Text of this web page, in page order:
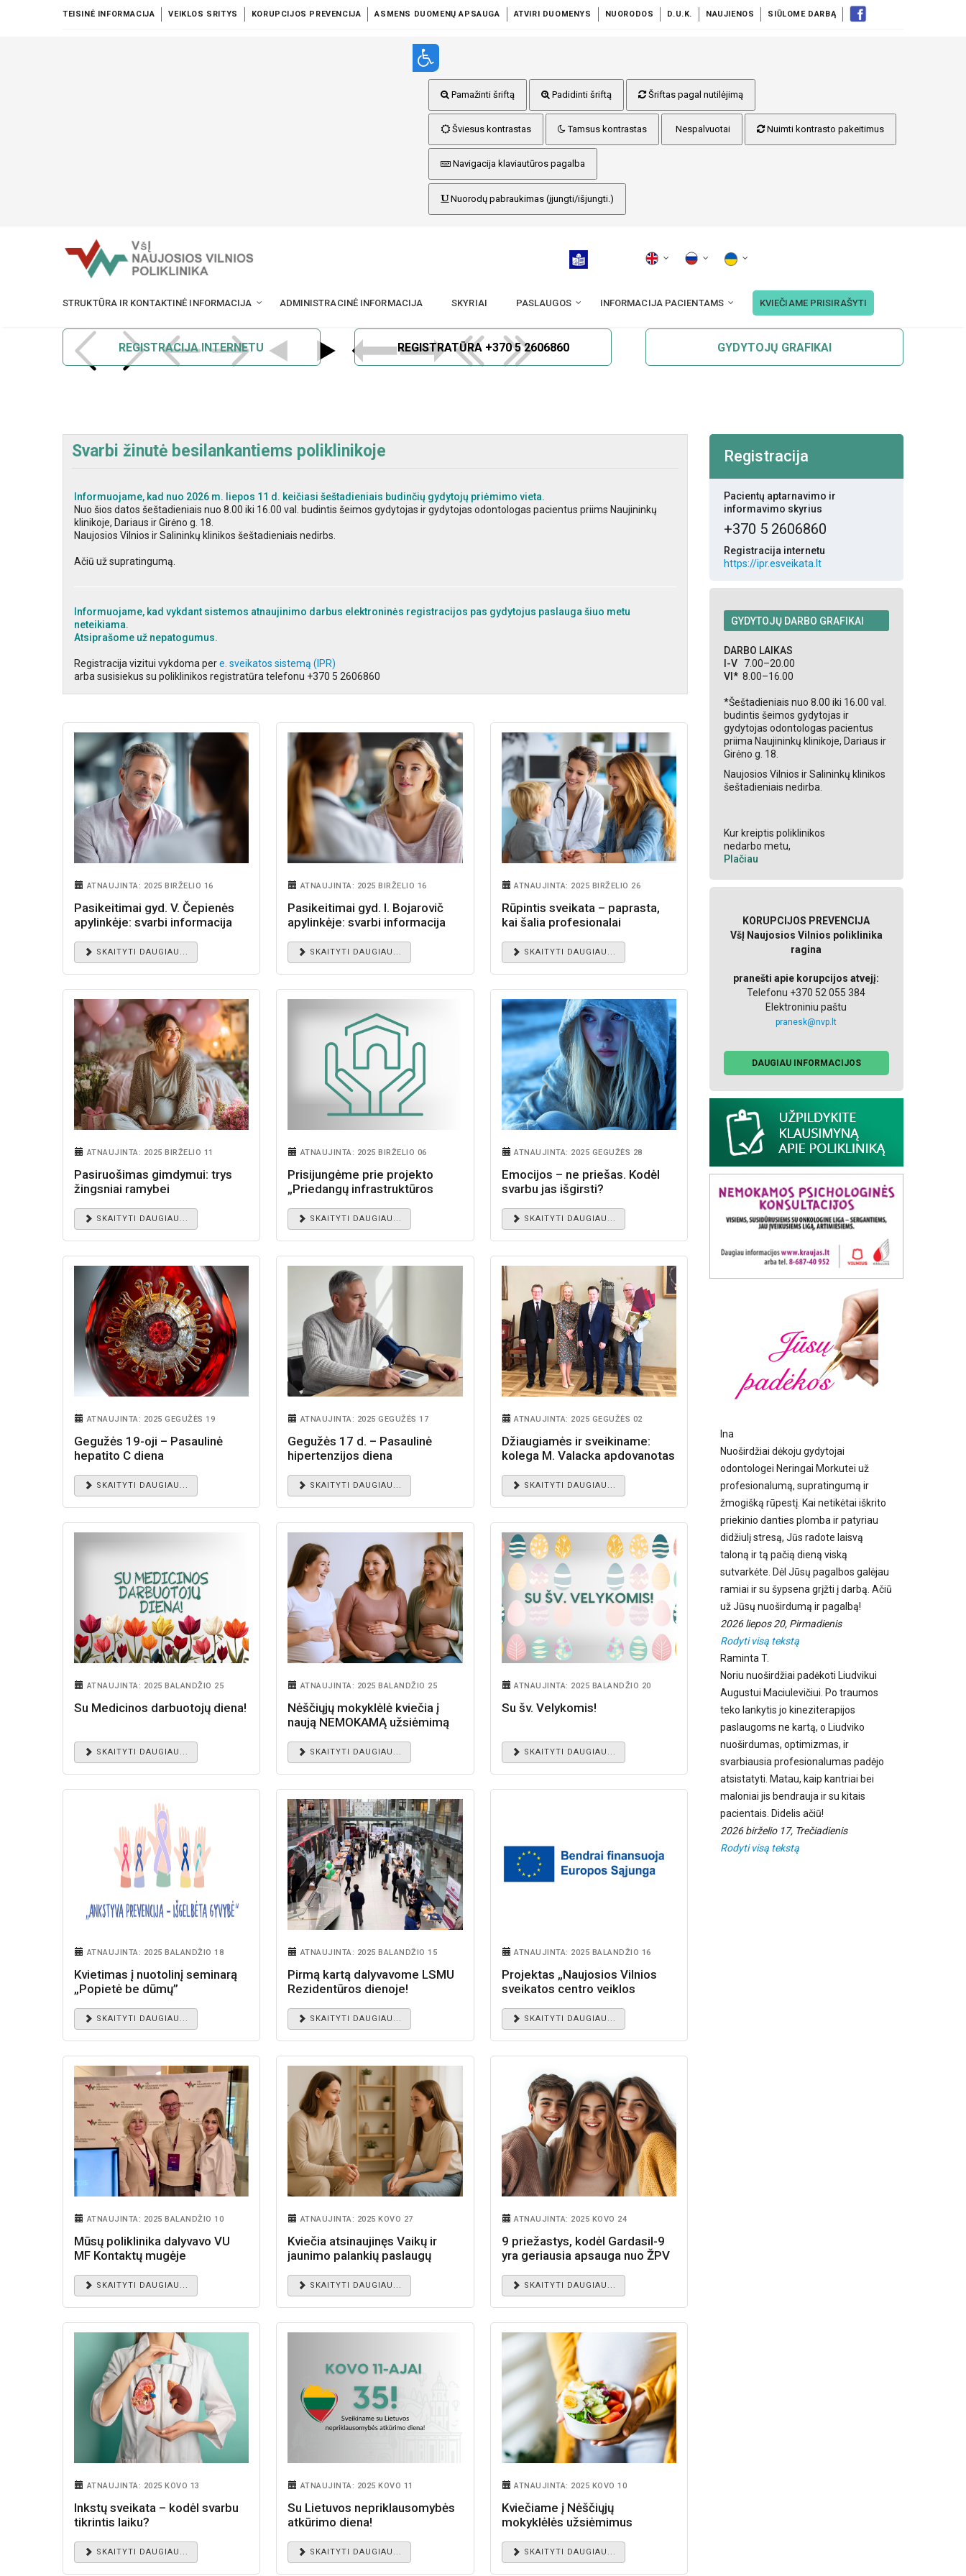
TEISINĖ INFORMACIJA VEIKLOS SRITYS KORUPCIJOS PREVENCIJA ASMENS DUOMENŲ APSAUGA ATVIRI DUOMENYS NUORODOS D.U.K. NAUJIENOS SIŪLOME DARBĄ
Pamažinti šriftą Padidinti šriftą Šriftas pagal nutilėjimą
Šviesus kontrastas Tamsus kontrastas Nespalvuotai Nuimti kontrasto pakeitimus
Navigacija klaviautūros pagalba
Nuorodų pabraukimas (įjungti/išjungti.)
STRUKTŪRA IR KONTAKTINĖ INFORMACIJA ADMINISTRACINĖ INFORMACIJA SKYRIAI PASLAUGOS INFORMACIJA PACIENTAMS KVIEČIAME PRISIRAŠYTI
REGISTRACIJA INTERNETU REGISTRATŪRA +370 5 2606860 GYDYTOJŲ GRAFIKAI
Svarbi žinutė besilankantiems poliklinikoje
Informuojame, kad nuo 2026 m. liepos 11 d. keičiasi šeštadieniais budinčių gydytojų priėmimo vieta.
Nuo šios datos šeštadieniais nuo 8.00 iki 16.00 val. budintis šeimos gydytojas ir gydytojas odontologas pacientus priims Naujininkų
klinikoje, Dariaus ir Girėno g. 18.
Naujosios Vilnios ir Salininkų klinikos šeštadieniais nedirbs.
Ačiū už supratingumą.
Informuojame, kad vykdant sistemos atnaujinimo darbus elektroninės registracijos pas gydytojus paslauga šiuo metu
neteikiama.
Atsiprašome už nepatogumus.
Registracija vizitui vykdoma pere. sveikatos sistemą (IPR)
arba susisiekus su poliklinikos registratūra telefonu +370 5 2606860
ATNAUJINTA: 2025 BIRŽELIO 16
Pasikeitimai gyd. V. Čepienės
apylinkėje: svarbi informacija
SKAITYTI DAUGIAU...
ATNAUJINTA: 2025 BIRŽELIO 16
Pasikeitimai gyd. I. Bojarovič
apylinkėje: svarbi informacija
SKAITYTI DAUGIAU...
ATNAUJINTA: 2025 BIRŽELIO 26
Rūpintis sveikata – paprasta,
kai šalia profesionalai
SKAITYTI DAUGIAU...
ATNAUJINTA: 2025 BIRŽELIO 11
Pasiruošimas gimdymui: trys
žingsniai ramybei
SKAITYTI DAUGIAU...
ATNAUJINTA: 2025 BIRŽELIO 06
Prisijungėme prie projekto
„Priedangų infrastruktūros
SKAITYTI DAUGIAU...
ATNAUJINTA: 2025 GEGUŽĖS 28
Emocijos – ne priešas. Kodėl
svarbu jas išgirsti?
SKAITYTI DAUGIAU...
ATNAUJINTA: 2025 GEGUŽĖS 19
Gegužės 19-oji – Pasaulinė
hepatito C diena
SKAITYTI DAUGIAU...
ATNAUJINTA: 2025 GEGUŽĖS 17
Gegužės 17 d. – Pasaulinė
hipertenzijos diena
SKAITYTI DAUGIAU...
ATNAUJINTA: 2025 GEGUŽĖS 02
Džiaugiamės ir sveikiname:
kolega M. Valacka apdovanotas
SKAITYTI DAUGIAU...
ATNAUJINTA: 2025 BALANDŽIO 25
Su Medicinos darbuotojų diena!
SKAITYTI DAUGIAU...
ATNAUJINTA: 2025 BALANDŽIO 25
Nėščiųjų mokyklėlė kviečia į
naują NEMOKAMĄ užsiėmimą
SKAITYTI DAUGIAU...
ATNAUJINTA: 2025 BALANDŽIO 20
Su šv. Velykomis!
SKAITYTI DAUGIAU...
ATNAUJINTA: 2025 BALANDŽIO 18
Kvietimas į nuotolinį seminarą
„Popietė be dūmų”
SKAITYTI DAUGIAU...
ATNAUJINTA: 2025 BALANDŽIO 15
Pirmą kartą dalyvavome LSMU
Rezidentūros dienoje!
SKAITYTI DAUGIAU...
ATNAUJINTA: 2025 BALANDŽIO 16
Projektas „Naujosios Vilnios
sveikatos centro veiklos
SKAITYTI DAUGIAU...
ATNAUJINTA: 2025 BALANDŽIO 10
Mūsų poliklinika dalyvavo VU
MF Kontaktų mugėje
SKAITYTI DAUGIAU...
ATNAUJINTA: 2025 KOVO 27
Kviečia atsinaujinęs Vaikų ir
jaunimo palankių paslaugų
SKAITYTI DAUGIAU...
ATNAUJINTA: 2025 KOVO 24
9 priežastys, kodėl Gardasil-9
yra geriausia apsauga nuo ŽPV
SKAITYTI DAUGIAU...
ATNAUJINTA: 2025 KOVO 13
Inkstų sveikata – kodėl svarbu
tikrintis laiku?
SKAITYTI DAUGIAU...
ATNAUJINTA: 2025 KOVO 11
Su Lietuvos nepriklausomybės
atkūrimo diena!
SKAITYTI DAUGIAU...
ATNAUJINTA: 2025 KOVO 10
Kviečiame į Nėščiųjų
mokyklėlės užsiėmimus
SKAITYTI DAUGIAU...
Registracija
Pacientų aptarnavimo ir
informavimo skyrius
+370 5 2606860
Registracija internetu
https://ipr.esveikata.lt
GYDYTOJŲ DARBO GRAFIKAI
DARBO LAIKAS
I-V7.00–20.00
VI* 8.00–16.00
*Šeštadieniais nuo 8.00 iki 16.00 val.
budintis šeimos gydytojas ir
gydytojas odontologas pacientus
priima Naujininkų klinikoje, Dariaus ir
Girėno g. 18.
Naujosios Vilnios ir Salininkų klinikos
šeštadieniais nedirba.
Kur kreiptis poliklinikos
nedarbo metu,
Plačiau
KORUPCIJOS PREVENCIJA
VšĮ Naujosios Vilnios poliklinika
ragina
pranešti apie korupcijos atvejį:
Telefonu +370 52 055 384
Elektroniniu paštu
pranesk@nvp.lt
DAUGIAU INFORMACIJOS
Ina
Nuoširdžiai dėkoju gydytojai
odontologei Neringai Morkutei už
profesionalumą, supratingumą ir
žmogišką rūpestį. Kai netikėtai iškrito
priekinio danties plomba ir patyriau
didžiulį stresą, Jūs radote laisvą
taloną ir tą pačią dieną viską
sutvarkėte. Dėl Jūsų pagalbos galėjau
ramiai ir su šypsena grįžti į darbą. Ačiū
už Jūsų nuoširdumą ir pagalbą!
2026 liepos 20, Pirmadienis
Rodyti visą tekstą
Raminta T.
Noriu nuoširdžiai padėkoti Liudvikui
Augustui Maciulevičiui. Po traumos
teko lankytis jo kineziterapijos
paslaugoms ne kartą, o Liudviko
nuoširdumas, optimizmas, ir
svarbiausia profesionalumas padėjo
atsistatyti. Matau, kaip kantriai bei
maloniai jis bendrauja ir su kitais
pacientais. Didelis ačiū!
2026 birželio 17, Trečiadienis
Rodyti visą tekstą